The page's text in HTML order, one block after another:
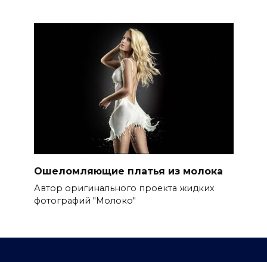
Ошеломляющие платья из молока
Автор оригинального проекта жидких
фотографий "Молоко"